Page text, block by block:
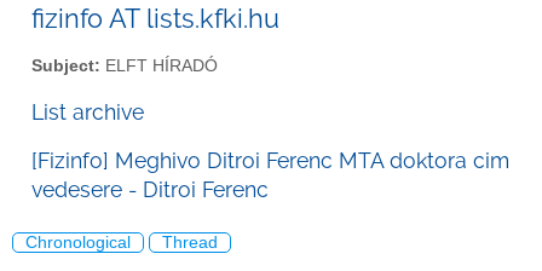
fizinfo AT lists.kfki.hu
Subject: ELFT HÍRADÓ
List archive
[Fizinfo] Meghivo Ditroi Ferenc MTA doktora cim
vedesere - Ditroi Ferenc
Chronological Thread